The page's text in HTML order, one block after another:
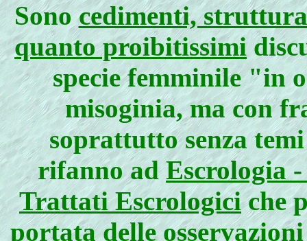
Sonocedimenti,
quanto proibitissimi
specie femminile "in
misoginia, ma con
soprattutto senza
rifanno adEscrologia
Trattati Escrologiciche
portata delle